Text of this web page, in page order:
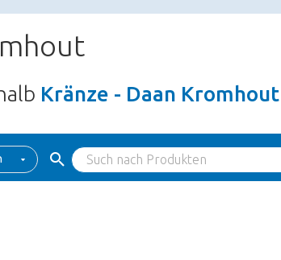
Kränze - Daan Kromhout